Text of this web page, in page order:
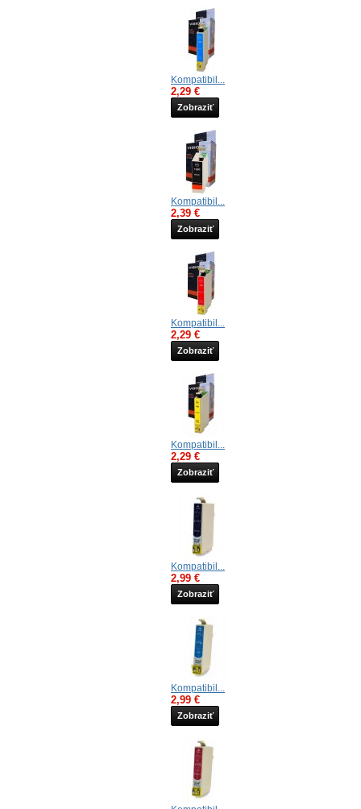
Kompatibil...
2,29 €
Zobraziť
Kompatibil...
2,39 €
Zobraziť
Kompatibil...
2,29 €
Zobraziť
Kompatibil...
2,29 €
Zobraziť
Kompatibil...
2,99 €
Zobraziť
Kompatibil...
2,99 €
Zobraziť